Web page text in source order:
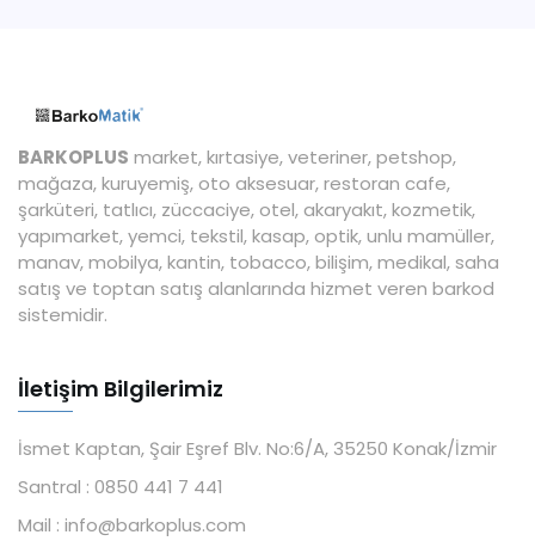
BARKOPLUS market, kırtasiye, veteriner, petshop,
mağaza, kuruyemiş, oto aksesuar, restoran cafe,
şarküteri, tatlıcı, züccaciye, otel, akaryakıt, kozmetik,
yapımarket, yemci, tekstil, kasap, optik, unlu mamüller,
manav, mobilya, kantin, tobacco, bilişim, medikal, saha
satış ve toptan satış alanlarında hizmet veren barkod
sistemidir.
İletişim Bilgilerimiz
İsmet Kaptan, Şair Eşref Blv. No:6/A, 35250 Konak/İzmir
Santral : 0850 441 7 441
Mail : info@barkoplus.com